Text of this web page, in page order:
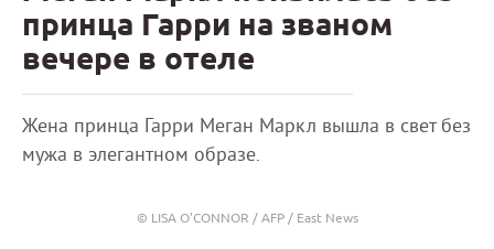
принца Гарри на званом
вечере в отеле
Жена принца Гарри Меган Маркл вышла в свет без
мужа в элегантном образе.
© LISA O'CONNOR / AFP / East News